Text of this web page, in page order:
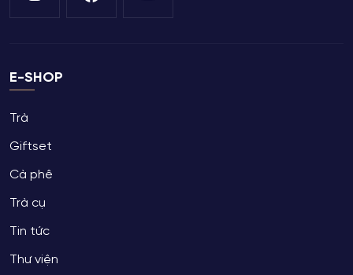
E-SHOP
Trà
Giftset
Cà phê
Trà cụ
Tin tức
Thư viện